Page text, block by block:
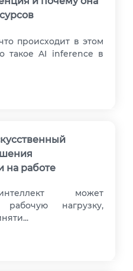
происходит в этом
такое AI inference в
на работе
может
нагрузку,